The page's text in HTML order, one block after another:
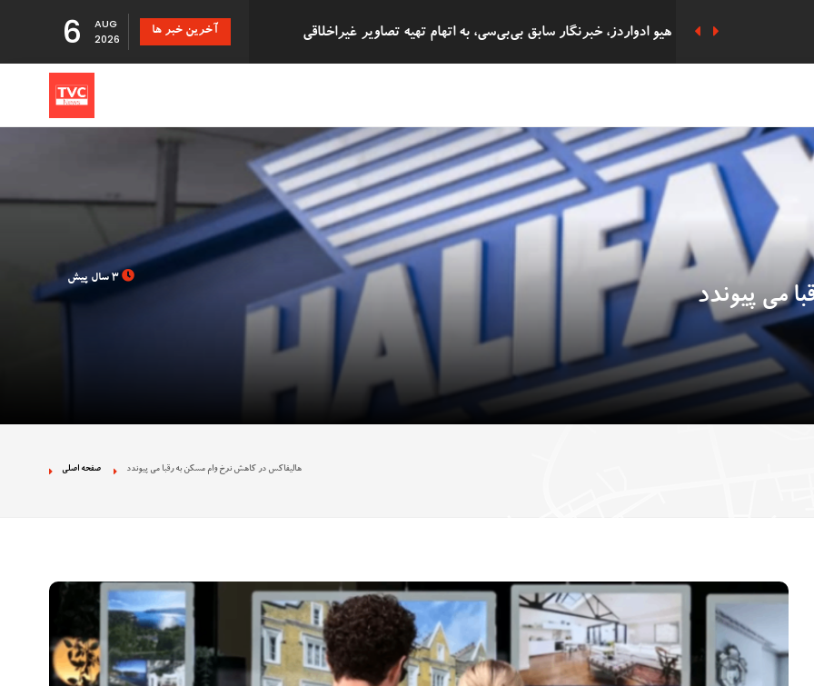
6
AUG
2026
آخرین خبر ها دزد سریالی که با درخواست بازپرداخت اقلام دزدیده شده 500,000
دفاع ریچل ریوز از حذف پرداخت‌های سوخت زمستانی
دانشجوی 62 ساله دانشگاه بریستول با 41 سال تأخیر اجازه فارغ
التحصیلی در همان روز با پسرش را گرفت. شرکت بزرگ توزیع Evri قصد استخدام ۹۰۰۰ نیروی کار جدید در
بریتانیا را دارد دستگیری هشت فعال 'Just Stop Oil' در فرودگاه گاتویک پس از
هیو ادواردز، خبرنگار سابق بی‌بی‌سی، به اتهام تهیه تصاویر غیراخلاقی
کودکان به دادگاه احضار شد
3 سال پیش
می پیوندد
صفحه اصلی هالیفاکس در کاهش نرخ وام مسکن به رقبا می پیوندد